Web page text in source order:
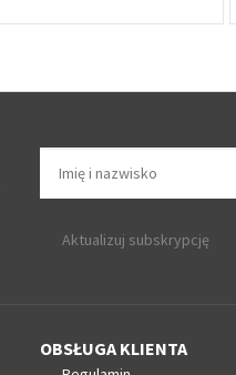
Aktualizuj subskrypcję
OBSŁUGA KLIENTA